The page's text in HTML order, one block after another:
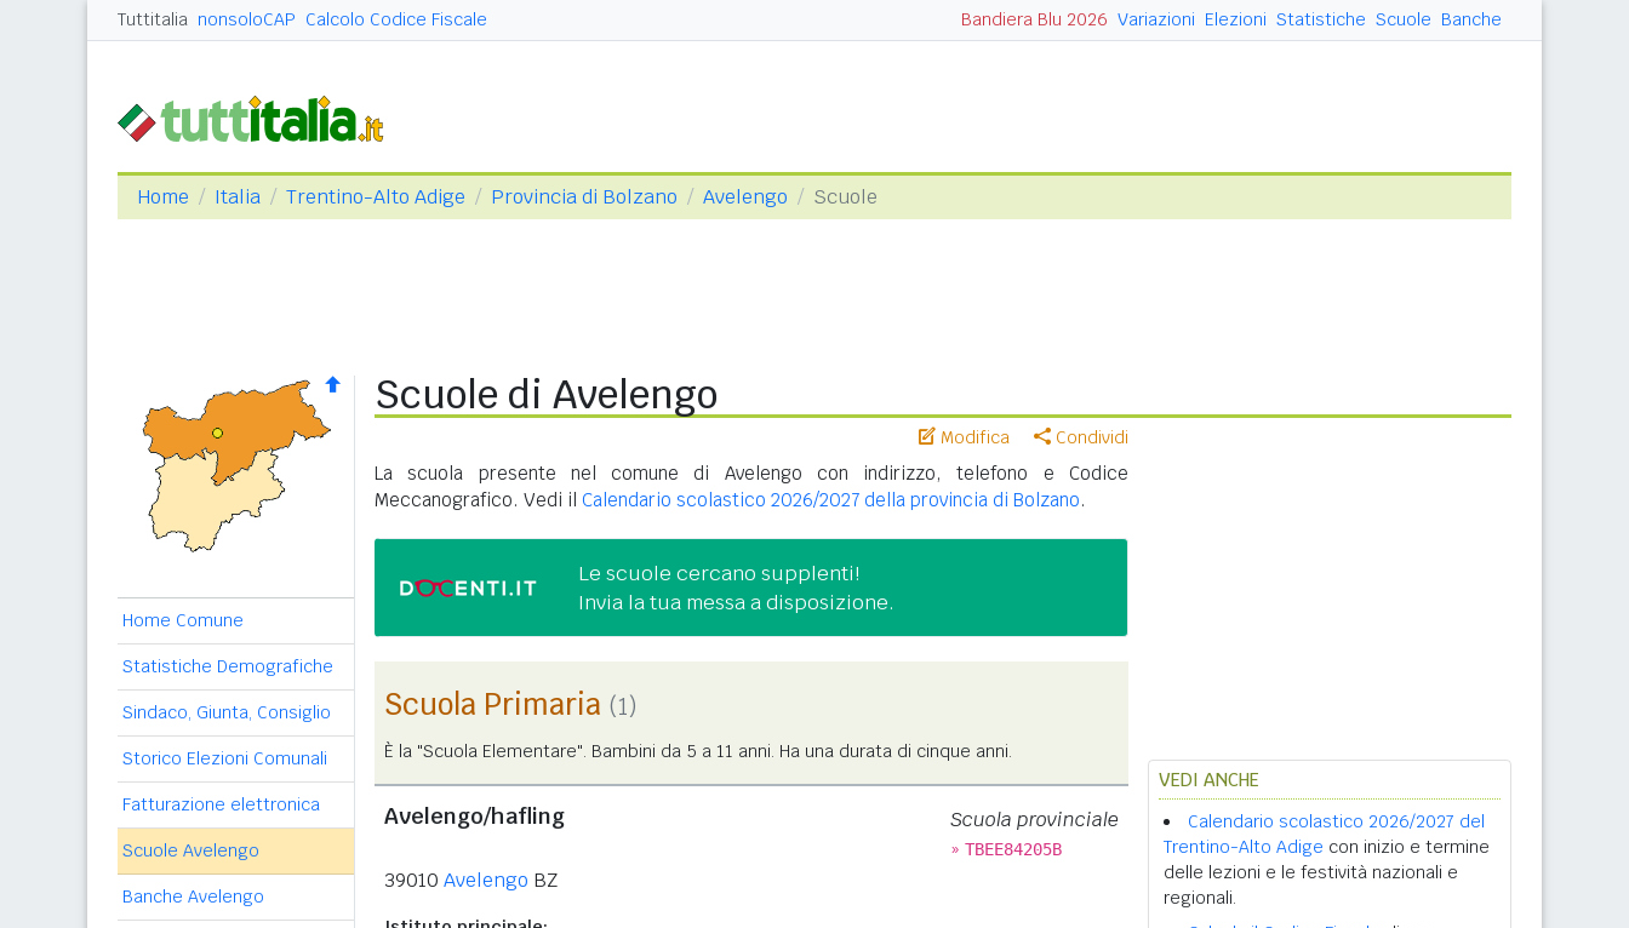
Tuttitalia nonsoloCAP Calcolo Codice Fiscale Bandiera Blu 2026 Variazioni Elezioni Statistiche Scuole Banche
Home Italia Trentino-Alto Adige Provincia di Bolzano Avelengo Scuole
Home Comune
Statistiche Demografiche
Sindaco, Giunta, Consiglio
Storico Elezioni Comunali
Fatturazione elettronica
Scuole Avelengo
Banche Avelengo
Scuole di Avelengo
Modifica Condividi
La scuola presente nel comune di Avelengo con indirizzo, telefono e Codice
Meccanografico. Vedi il Calendario scolastico 2026/2027 della provincia di Bolzano.
Le scuole cercano supplenti!
Invia la tua messa a disposizione.
Scuola Primaria (1)
È la "Scuola Elementare". Bambini da 5 a 11 anni. Ha una durata di cinque anni.
Avelengo/hafling
39010 Avelengo BZ
Scuola provinciale
» TBEE84205B
VEDI ANCHE
Calendario scolastico 2026/2027 del
Trentino-Alto Adige con inizio e termine
delle lezioni e le festività nazionali e
regionali.